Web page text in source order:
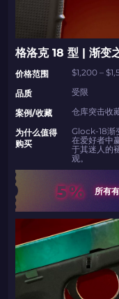
格洛克 18 型 | 渐变
价格范围
$1,200 –
品质
受限
案例/收藏
仓库突击收
为什么值得
购买
Glock-18渐
在爱好者中
于其迷人的
观。
5% 所有